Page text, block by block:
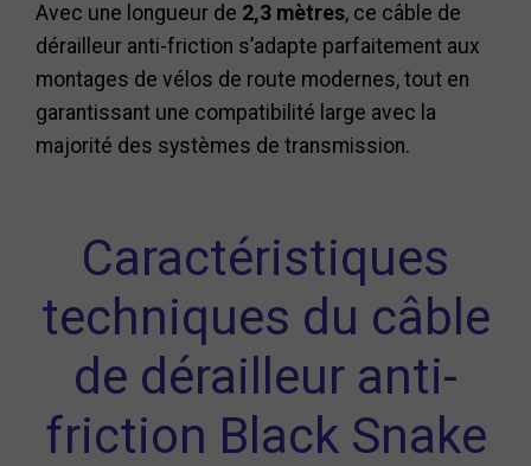
Avec une longueur de 2,3 mètres, ce câble de
dérailleur anti-friction s’adapte parfaitement aux
montages de vélos de route modernes, tout en
garantissant une compatibilité large avec la
majorité des systèmes de transmission.
Caractéristiques
techniques du câble
de dérailleur anti-
friction Black Snake